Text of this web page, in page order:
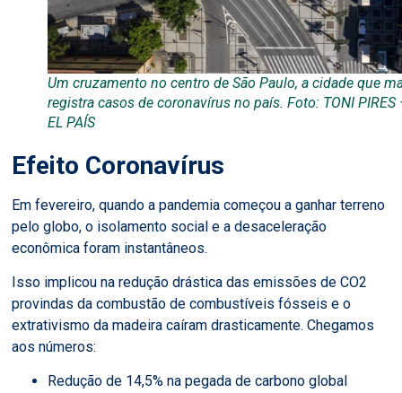
Um cruzamento no centro de São Paulo, a cidade que
registra casos de coronavírus no país. Foto: TONI PIRES
EL PAÍS
Efeito Coronavírus
Em fevereiro, quando a pandemia começou a ganhar terreno
pelo globo, o isolamento social e a desaceleração
econômica foram instantâneos.
Isso implicou na redução drástica das emissões de CO2
provindas da combustão de combustíveis fósseis e o
extrativismo da madeira caíram drasticamente. Chegamos
aos números:
Redução de 14,5% na pegada de carbono global